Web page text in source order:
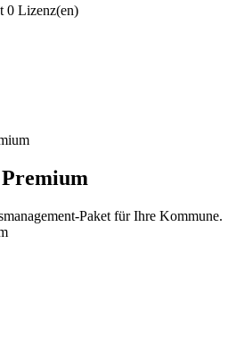
0 Lizenz(en)
Paket für Ihre Kommune.